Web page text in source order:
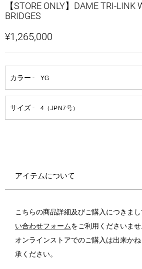
【STORE ONLY】DAME TRI-LINK
BRIDGES
¥1,265,000
アイテムについて
こちらの商品詳細及びご購入につきまし
い合わせフォームをご利用くださいませ
オンラインストアでのご購入は出来か
承ください。